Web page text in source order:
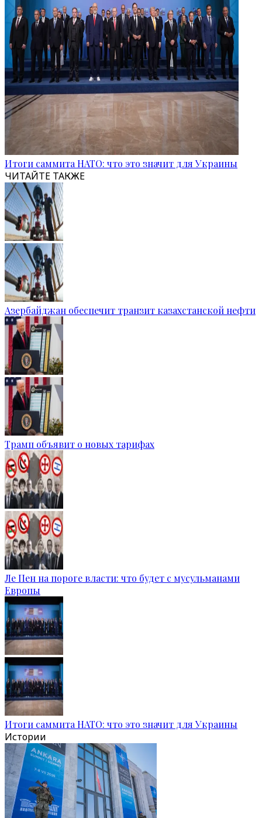
Итоги саммита НАТО: что это значит для Украины
ЧИТАЙТЕ ТАКЖЕ
Азербайджан обеспечит транзит казахстанской нефти
Трамп объявит о новых тарифах
Ле Пен на пороге власти: что будет с мусульманами
Европы
Итоги саммита НАТО: что это значит для Украины
Истории